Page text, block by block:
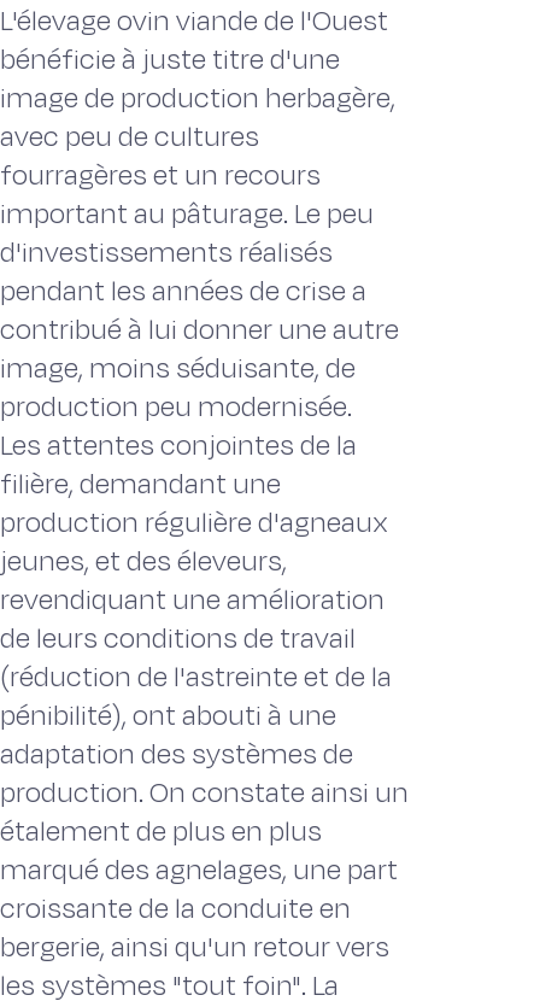
L'élevage ovin viande de l'Ouest
bénéficie à juste titre d'une
image de production herbagère,
avec peu de cultures
fourragères et un recours
important au pâturage. Le peu
d'investissements réalisés
pendant les années de crise a
contribué à lui donner une autre
image, moins séduisante, de
production peu modernisée.
Les attentes conjointes de la
filière, demandant une
production régulière d'agneaux
jeunes, et des éleveurs,
revendiquant une amélioration
de leurs conditions de travail
(réduction de l'astreinte et de la
pénibilité), ont abouti à une
adaptation des systèmes de
production. On constate ainsi un
étalement de plus en plus
marqué des agnelages, une part
croissante de la conduite en
bergerie, ainsi qu'un retour vers
les systèmes "tout foin". La